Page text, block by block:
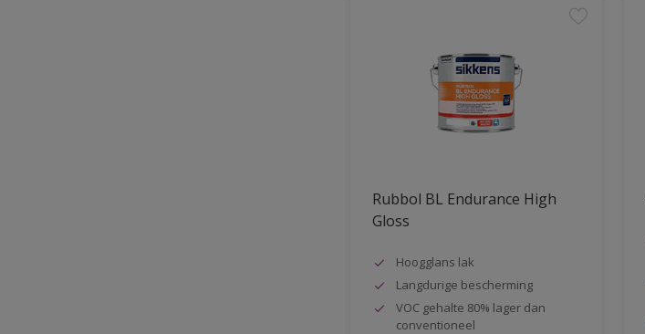
Rubbol BL Endurance High
Gloss
Hoogglans lak
Langdurige bescherming
VOC gehalte 80% lager dan
conventioneel